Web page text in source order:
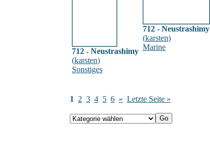
712 - Neustrashimy
(karsten)
Sonstiges
712 - Neustrashimy
(karsten)
Marine
1 2 3 4 5 6 » Letzte Seite »